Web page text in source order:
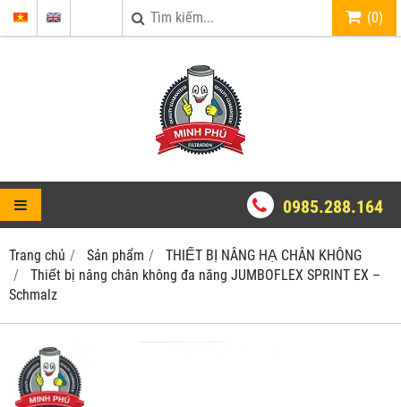
(0)
0985.288.164
Trang chủ Sản phẩm
THIẾT BỊ NÂNG HẠ CHÂN KHÔNG
Thiết bị nâng chân không đa năng JUMBOFLEX SPRINT EX –
Schmalz